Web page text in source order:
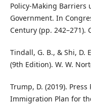
Policy-Making Barriers
Government. In
Century (pp. 242–271).
Tindall, G. B., & Shi, D.
(9th Edition). W. W.
Trump, D. (2019).
Immigration Plan for